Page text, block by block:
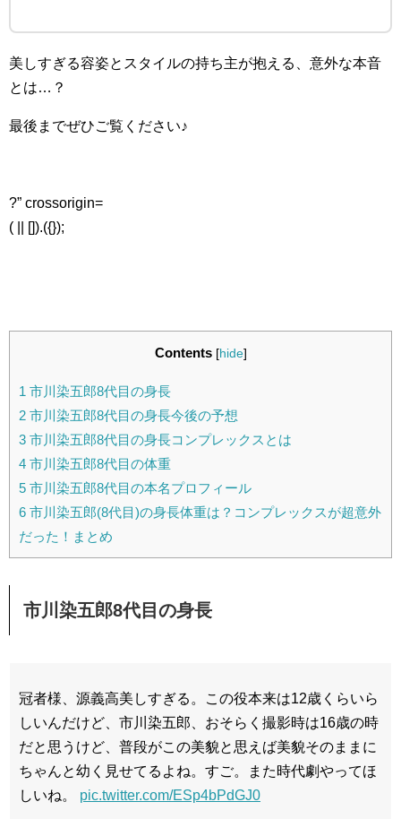
美しすぎる容姿とスタイルの持ち主が抱える、意外な本音
とは…？
最後までぜひご覧ください♪
?” crossorigin=
( || []).({});
Contents [hide]
1 市川染五郎8代目の身長
2 市川染五郎8代目の身長今後の予想
3 市川染五郎8代目の身長コンプレックスとは
4 市川染五郎8代目の体重
5 市川染五郎8代目の本名プロフィール
6 市川染五郎(8代目)の身長体重は？コンプレックスが超意外
だった！まとめ
市川染五郎8代目の身長
冠者様、源義高美しすぎる。この役本来は12歳くらいら
しいんだけど、市川染五郎、おそらく撮影時は16歳の時
だと思うけど、普段がこの美貌と思えば美貌そのままに
ちゃんと幼く見せてるよね。すご。また時代劇やってほ
しいね。 pic.twitter.com/ESp4bPdGJ0